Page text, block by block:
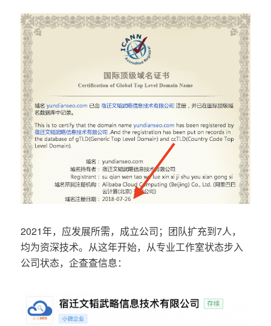
2021年，应发展所需，成立公司；团队扩充到7人，
均为资深技术。从这年开始，从专业工作室状态步入
公司状态，企查查信息：